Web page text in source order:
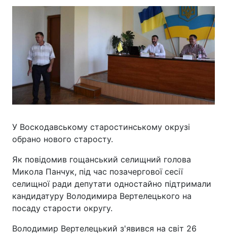
У Воскодавському старостинському окрузі
обрано нового старосту.
Як повідомив гощанський селищний голова
Микола Панчук, під час позачергової сесії
селищної ради депутати одностайно підтримали
кандидатуру Володимира Вертелецького на
посаду старости округу.
Володимир Вертелецький з'явився на світ 26